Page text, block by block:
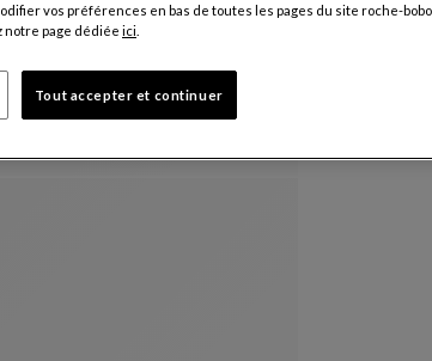
vos préférences en bas de toutes les pages du site roche-
notre page dédiée ici
Tout accepter et continuer